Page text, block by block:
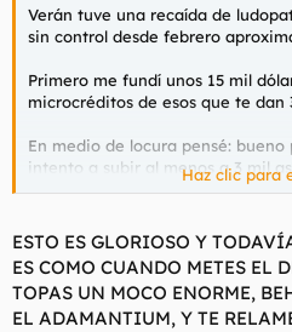
Verán tuve una recaída de
sin control desde febrero
Primero me fundí unos 15 mil
microcréditos de esos que te dan
En medio de locura pensé:
intento a subir al menos a 3 mil
interéses y “recupero” algo de
Al principio tuve algo de suerte y
Pedía 600 ganaba 2000 pagaba
apostando, luego perdía volvía a
todos estos meses llegué a pedir
Haz clic para
ESTO ES GLORIOSO Y
ES COMO CUANDO METES EL
TOPAS UN MOCO ENORME,
EL ADAMANTIUM, Y TE